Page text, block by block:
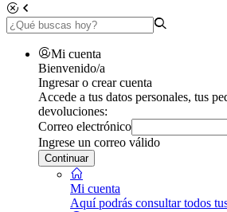
Mi cuenta
Bienvenido/a
Ingresar o crear cuenta
Accede a tus datos personales, tus
devoluciones:
Correo electrónico
Ingrese un correo válido
Continuar
Mi cuenta
Aquí podrás consultar todos